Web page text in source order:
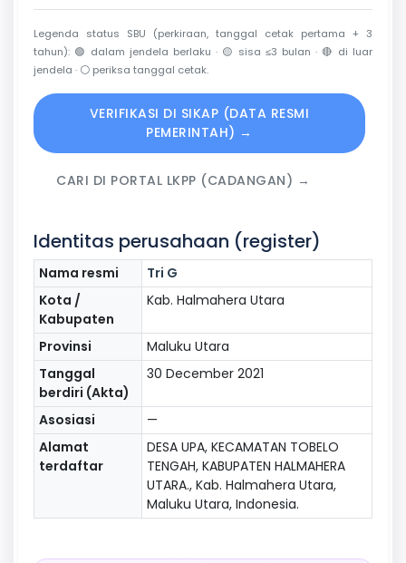
Legenda status SBU (perkiraan, tanggal cetak pertama + 3
tahun): 🟢 dalam jendela berlaku · 🟡 sisa ≤3 bulan · 🔴 di luar
jendela · ⚪ periksa tanggal cetak.
VERIFIKASI DI SIKAP (DATA RESMI
PEMERINTAH) →
CARI DI PORTAL LKPP (CADANGAN) →
Identitas perusahaan (register)
Nama resmi
Tri G
Kota /
Kabupaten
Kab. Halmahera Utara
Provinsi
Maluku Utara
Tanggal
berdiri (Akta)
30 December 2021
Asosiasi
—
Alamat
terdaftar
DESA UPA, KECAMATAN TOBELO
TENGAH, KABUPATEN HALMAHERA
UTARA., Kab. Halmahera Utara,
Maluku Utara, Indonesia.